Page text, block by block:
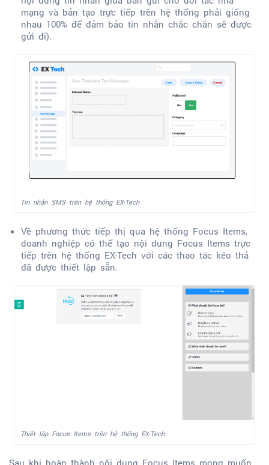
mạng và bản tạo trực tiếp trên hệ thống phải giống
nhau 100% để đảm bảo tin nhắn chắc chắn sẽ được
gửi đi).
Tin nhắn SMS trên hệ thống EX-Tech
Về phương thức tiếp thị qua hệ thống Focus Items,
doanh nghiệp có thể tạo nội dung Focus Items trực
tiếp trên hệ thống EX-Tech với các thao tác kéo thả
đã được thiết lập sẵn.
Thiết lập Focus Items trên hệ thống EX-Tech